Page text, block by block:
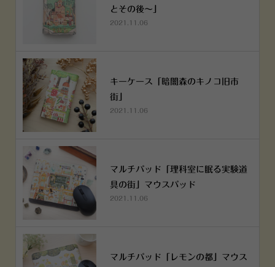
とその後～」
2021.11.06
キーケース「暗闇森のキノコ旧市
街」
2021.11.06
マルチパッド「理科室に眠る実験道
具の街」マウスパッド
2021.11.06
マルチパッド「レモンの都」マウス